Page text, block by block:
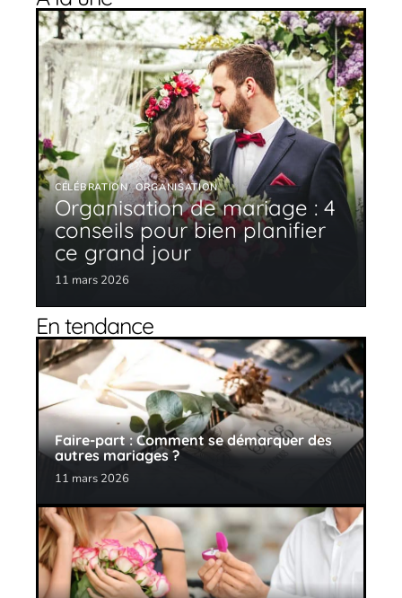
CÉLÉBRATION ORGANISATION
Organisation de mariage : 4
conseils pour bien planifier
ce grand jour
11 mars 2026
En tendance
Faire-part : Comment se démarquer des
autres mariages ?
11 mars 2026